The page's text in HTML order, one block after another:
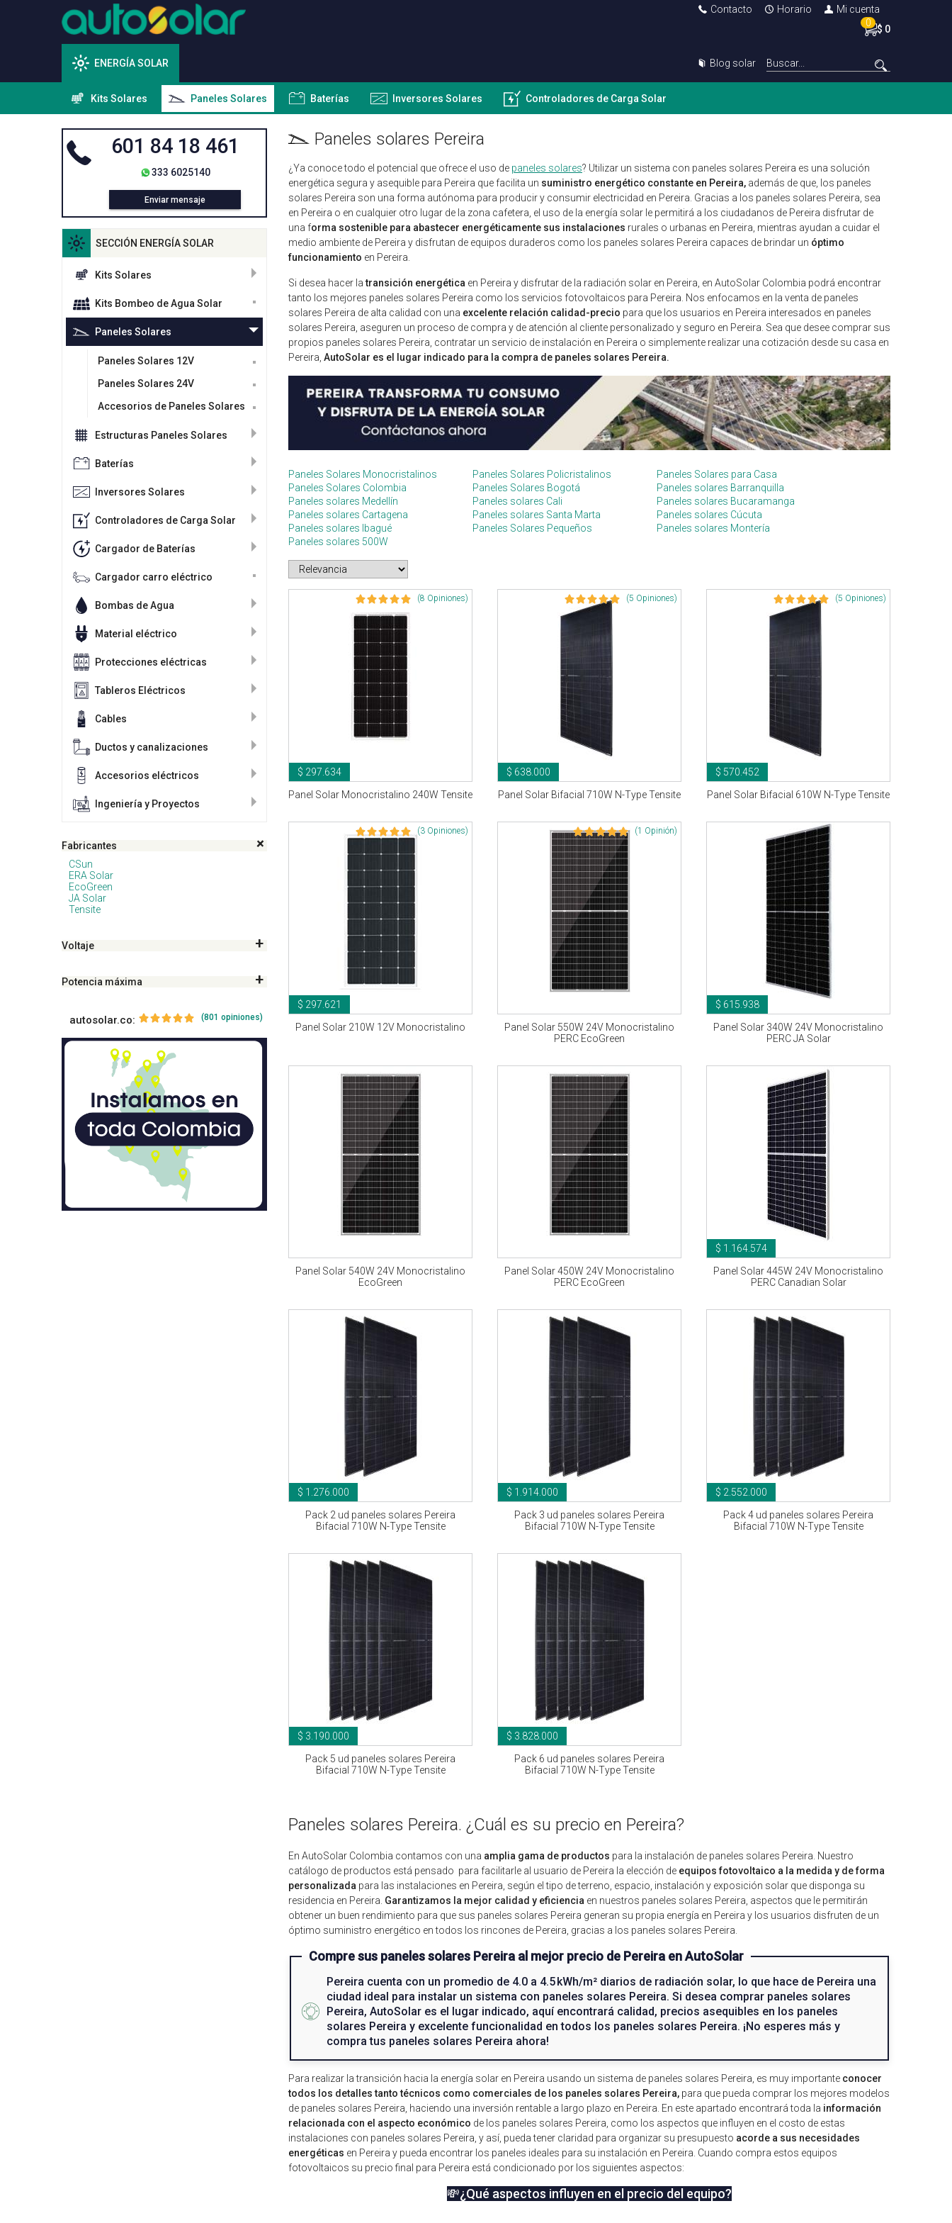
Contacto Horario
Mi cuenta
0
$ 0
ENERGÍA SOLAR Blog solar
Kits Solares Paneles Solares Baterías Inversores Solares Controladores de Carga Solar
601 84 18 461
333 6025140
Enviar mensaje
SECCIÓN ENERGÍA SOLAR
Kits Solares
Kits Bombeo de Agua Solar
Paneles Solares
Paneles Solares 12V
Paneles Solares 24V
Accesorios de Paneles Solares
Estructuras Paneles Solares
Baterías
Inversores Solares
Controladores de Carga Solar
Cargador de Baterías
Cargador carro eléctrico
Bombas de Agua
Material eléctrico
Protecciones eléctricas
Tableros Eléctricos
Cables
Ductos y canalizaciones
Accesorios eléctricos
Ingeniería y Proyectos
Fabricantes
CSun
ERA Solar
EcoGreen
JA Solar
Tensite
Voltaje
Potencia máxima
autosolar.co: (801 opiniones)
Paneles solares Pereira
¿Ya conoce todo el potencial que ofrece el uso de paneles solares? Utilizar un sistema con paneles solares Pereira es una solución
energética segura y asequible para Pereira que facilita un suministro energético constante en Pereira, además de que, los paneles
solares Pereira son una forma autónoma para producir y consumir electricidad en Pereira. Gracias a los paneles solares Pereira, sea
en Pereira o en cualquier otro lugar de la zona cafetera, el uso de la energía solar le permitirá a los ciudadanos de Pereira disfrutar de
una forma sostenible para abastecer energéticamente sus instalaciones rurales o urbanas en Pereira, mientras ayudan a cuidar el
medio ambiente de Pereira y disfrutan de equipos duraderos como los paneles solares Pereira capaces de brindar un óptimo
funcionamiento en Pereira.
Si desea hacer latransición energética en Pereira y disfrutar de la radiación solar en Pereira, en AutoSolar Colombia podrá encontrar
tanto los mejores paneles solares Pereira como los servicios fotovoltaicos para Pereira. Nos enfocamos en la venta de paneles
solares Pereira de alta calidad con una excelente relación calidad-precio para que los usuarios en Pereira interesados en paneles
solares Pereira, aseguren un proceso de compra y de atención al cliente personalizado y seguro en Pereira. Sea que desee comprar sus
propios paneles solares Pereira, contratar un servicio de instalación en Pereira o simplemente realizar una cotización desde su casa en
Pereira, AutoSolar es el lugar indicado para la compra de paneles solares Pereira.
Paneles Solares Monocristalinos Paneles Solares Policristalinos
Paneles Solares para Casa
Paneles Solares Colombia
Paneles Solares Bogotá
Paneles solares Barranquilla
Paneles solares Medellín
Paneles solares Cali
Paneles solares Bucaramanga
Paneles solares Cartagena
Paneles solares Santa Marta
Paneles solares Cúcuta
Paneles solares Ibagué
Paneles Solares Pequeños
Paneles solares Montería
Paneles solares 500W
(8 Opiniones)
$ 297.634
Panel Solar Monocristalino 240W Tensite
(5 Opiniones)
$ 638.000
Panel Solar Bifacial 710W N-Type Tensite
(5 Opiniones)
$ 570.452
Panel Solar Bifacial 610W N-Type Tensite
(3 Opiniones)
$ 297.621
Panel Solar 210W 12V Monocristalino
(1 Opinión)
Panel Solar 550W 24V Monocristalino
PERC EcoGreen
$ 615.938
Panel Solar 340W 24V Monocristalino
PERC JA Solar
Panel Solar 540W 24V Monocristalino
EcoGreen
Panel Solar 450W 24V Monocristalino
PERC EcoGreen
$ 1.164.574
Panel Solar 445W 24V Monocristalino
PERC Canadian Solar
$ 1.276.000
Pack 2 ud paneles solares Pereira
Bifacial 710W N-Type Tensite
$ 1.914.000
Pack 3 ud paneles solares Pereira
Bifacial 710W N-Type Tensite
$ 2.552.000
Pack 4 ud paneles solares Pereira
Bifacial 710W N-Type Tensite
$ 3.190.000
Pack 5 ud paneles solares Pereira
Bifacial 710W N-Type Tensite
$ 3.828.000
Pack 6 ud paneles solares Pereira
Bifacial 710W N-Type Tensite
Paneles solares Pereira. ¿Cuál es su precio en Pereira?
En AutoSolar Colombia contamos con una amplia gama de productos para la instalación de paneles solares Pereira. Nuestro
catálogo de productos está pensado para facilitarle al usuario de Pereira la elección de equipos fotovoltaico a la medida y de forma
personalizada para las instalaciones en Pereira, según el tipo de terreno, espacio, instalación y exposición solar que disponga su
residencia en Pereira. Garantizamos la mejor calidad y eficiencia en nuestros paneles solares Pereira, aspectos que le permitirán
obtener un buen rendimiento para que sus paneles solares Pereira generan su propia energía en Pereira y los usuarios disfruten de un
óptimo suministro energético en todos los rincones de Pereira, gracias a los paneles solares Pereira.
Compre sus paneles solares Pereira al mejor precio de Pereira en AutoSolar
Pereira cuenta con un promedio de 4.0 a 4.5 kWh/m² diarios de radiación solar, lo que hace de Pereira una
ciudad ideal para instalar un sistema con paneles solares Pereira. Si desea comprar paneles solares
Pereira, AutoSolar es el lugar indicado, aquí encontrará calidad, precios asequibles en los paneles
solares Pereira y excelente funcionalidad en todos los paneles solares Pereira. ¡No esperes más y
compra tus paneles solares Pereira ahora!
Para realizar la transición hacia la energía solar en Pereira usando un sistema de paneles solares Pereira, es muy importante conocer
todos los detalles tanto técnicos como comerciales de los paneles solares Pereira, para que pueda comprar los mejores modelos
de paneles solares Pereira, haciendo una inversión rentable a largo plazo en Pereira. En este apartado encontrará toda la información
relacionada con el aspecto económico de los paneles solares Pereira, como los aspectos que influyen en el costo de estas
instalaciones con paneles solares Pereira, y así, pueda tener claridad para organizar su presupuesto acorde a sus necesidades
energéticas en Pereira y pueda encontrar los paneles ideales para su instalación en Pereira. Cuando compra estos equipos
fotovoltaicos su precio final para Pereira está condicionado por los siguientes aspectos:
💸¿Qué aspectos influyen en el precio del equipo?